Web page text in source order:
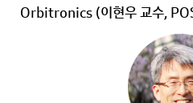
Orbitronics (이현우 교수,